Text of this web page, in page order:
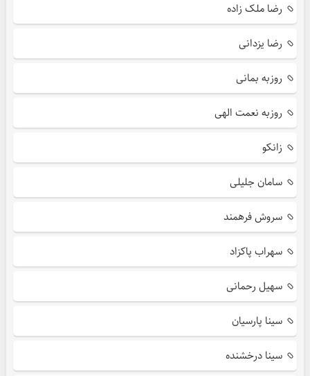
رضا ملک زاده
رضا یزدانی
روزبه بمانی
روزبه نعمت الهی
زانکو
سامان جلیلی
سروش فرهمند
سهراب پاکزاد
سهیل رحمانی
سینا پارسیان
سینا درخشنده